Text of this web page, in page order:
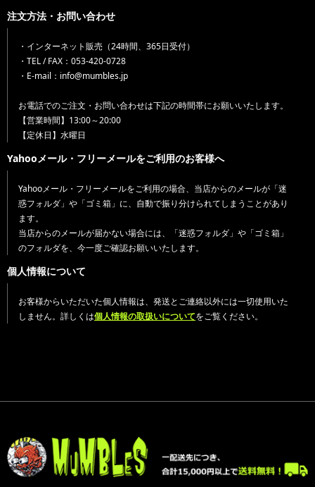
注文方法・お問い合わせ
・インターネット販売（24時間、365日受付）
・TEL / FAX：053-420-0728
・E-mail：info@mumbles.jp
お電話でのご注文・お問い合わせは下記の時間帯にお願いいたします。
【営業時間】13:00～20:00
【定休日】水曜日
Yahooメール・フリーメールをご利用のお客様へ
Yahooメール・フリーメールをご利用の場合、当店からのメールが「迷
惑フォルダ」や「ゴミ箱」に、自動で振り分けられてしまうことがあり
ます。
当店からのメールが届かない場合には、「迷惑フォルダ」や「ゴミ箱」
のフォルダを、今一度ご確認お願いいたします。
個人情報について
お客様からいただいた個人情報は、発送とご連絡以外には一切使用いた
しません。詳しくは個人情報の取扱いについてをご覧ください。